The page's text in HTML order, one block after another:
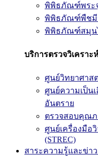
พิพิธภัณฑ์พระ
พิพิธภัณฑ์พืชมี
พิพิธภัณฑ์สมุน
บริการตรวจวิเครา
ศูนย์วิทยาศาส
ศูนย์ความเป็น
อันตราย
ตรวจสอบคุณ
ศูนย์เครื่องมือ
(STREC)
สาระความรู้และข่า